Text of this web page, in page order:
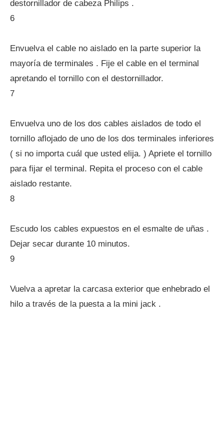
destornillador de cabeza Philips .
6
Envuelva el cable no aislado en la parte superior la
mayoría de terminales . Fije el cable en el terminal
apretando el tornillo con el destornillador.
7
Envuelva uno de los dos cables aislados de todo el
tornillo aflojado de uno de los dos terminales inferiores
( si no importa cuál que usted elija. ) Apriete el tornillo
para fijar el terminal. Repita el proceso con el cable
aislado restante.
8
Escudo los cables expuestos en el esmalte de uñas .
Dejar secar durante 10 minutos.
9
Vuelva a apretar la carcasa exterior que enhebrado el
hilo a través de la puesta a la mini jack .